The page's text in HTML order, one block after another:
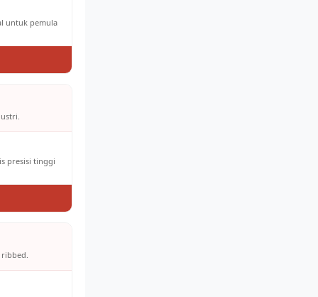
untuk pemula
presisi tinggi